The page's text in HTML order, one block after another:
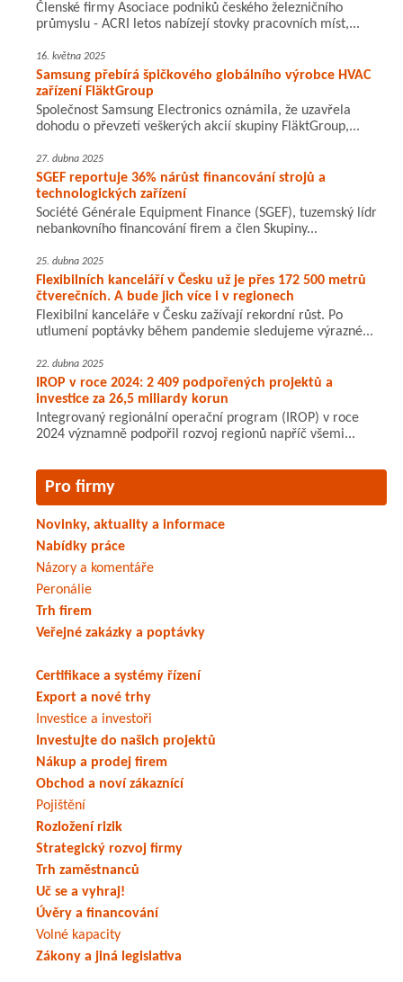
Členské firmy Asociace podniků českého železničního
průmyslu - ACRI letos nabízejí stovky pracovních míst,...
16. května 2025
Samsung přebírá špičkového globálního výrobce HVAC
zařízení FläktGroup
Společnost Samsung Electronics oznámila, že uzavřela
dohodu o převzetí veškerých akcií skupiny FläktGroup,...
27. dubna 2025
SGEF reportuje 36% nárůst financování strojů a
technologických zařízení
Société Générale Equipment Finance (SGEF), tuzemský lídr
nebankovního financování firem a člen Skupiny...
25. dubna 2025
Flexibilních kanceláří v Česku už je přes 172 500 metrů
čtverečních. A bude jich více i v regionech
Flexibilní kanceláře v Česku zažívají rekordní růst. Po
utlumení poptávky během pandemie sledujeme výrazné...
22. dubna 2025
IROP v roce 2024: 2 409 podpořených projektů a
investice za 26,5 miliardy korun
Integrovaný regionální operační program (IROP) v roce
2024 významně podpořil rozvoj regionů napříč všemi...
Pro firmy
Novinky, aktuality a informace
Nabídky práce
Názory a komentáře
Peronálie
Trh firem
Veřejné zakázky a poptávky
Certifikace a systémy řízení
Export a nové trhy
Investice a investoři
Investujte do našich projektů
Nákup a prodej firem
Obchod a noví zákaznící
Pojištění
Rozložení rizik
Strategický rozvoj firmy
Trh zaměstnanců
Uč se a vyhraj!
Úvěry a financování
Volné kapacity
Zákony a jiná legislativa